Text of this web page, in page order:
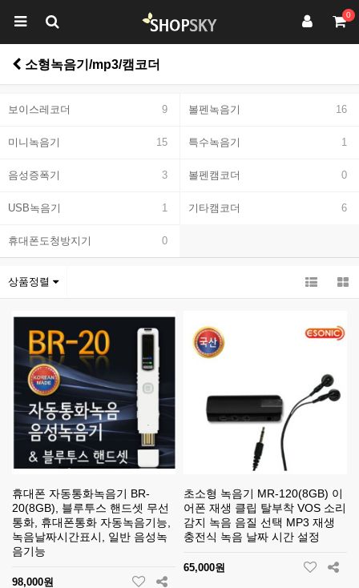
0
소형녹음기/mp3/캠코더
보이스레코더 9 볼펜녹음기 16
미니녹음기 15 특수녹음기 1
음성증폭기 3 볼펜캠코더 0
USB녹음기 1 기타캠코더 6
휴대폰도청방지기 0
상품정렬
휴대폰 자동통화녹음기 BR-
20(8GB), 블루투스 핸드셋 무선
통화, 휴대폰통화 자동녹음기능,
녹음날짜시간표시, 일반 음성녹
음기능
98,000원
초소형 녹음기 MR-120(8GB) 이
어폰 재생 클립 탈부착 VOS 소리
감지 녹음 음질 선택 MP3 재생
충전식 녹음 날짜 시간 설정
65,000원